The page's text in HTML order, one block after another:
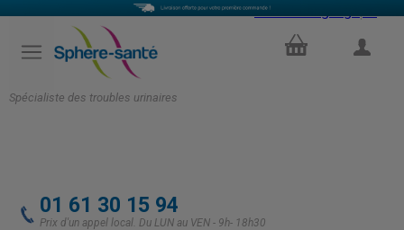
Spécialiste des troubles urinaires
Select Language
PANIER
01 61 30 15 94
Prix d'un appel local. Du LUN au VEN - 9h- 18h30